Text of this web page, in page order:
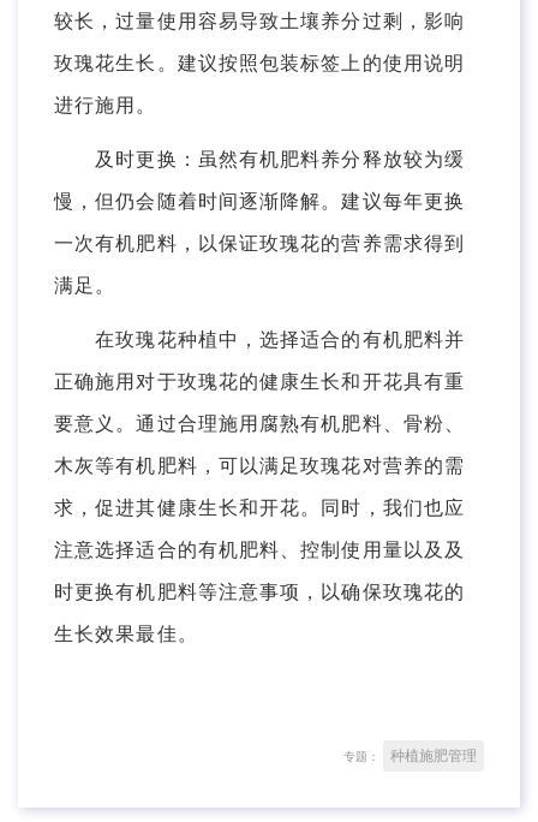
较长，过量使用容易导致土壤养分过剩，影响
玫瑰花生长。建议按照包装标签上的使用说明
进行施用。
及时更换：虽然有机肥料养分释放较为缓
慢，但仍会随着时间逐渐降解。建议每年更换
一次有机肥料，以保证玫瑰花的营养需求得到
满足。
在玫瑰花种植中，选择适合的有机肥料并
正确施用对于玫瑰花的健康生长和开花具有重
要意义。通过合理施用腐熟有机肥料、骨粉、
木灰等有机肥料，可以满足玫瑰花对营养的需
求，促进其健康生长和开花。同时，我们也应
注意选择适合的有机肥料、控制使用量以及及
时更换有机肥料等注意事项，以确保玫瑰花的
生长效果最佳。
专题： 种植施肥管理